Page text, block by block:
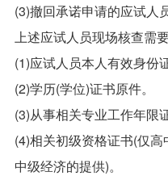
(3)撤回承诺申请的应试人员
上述应试人员现场核查需
(1)应试人员本人有效身份
(2)学历(学位)证书原件。
(3)从事相关专业工作年限
(4)相关初级资格证书(仅
中级经济的提供)。